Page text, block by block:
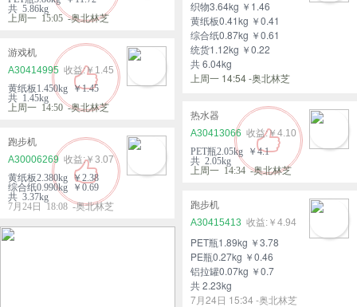
共 5.86kg
上周一 15:05 -奥北林芝
织物3.64kg ￥1.46
黄纸板0.41kg ￥0.41
综合纸0.87kg ￥0.61
统货1.12kg ￥0.22
共 6.04kg
上周一 14:54 -奥北林芝
游戏机
A30414995
￥1.45
黄纸板1.450kg ￥1.45
共 1.45kg
上周一 14:50 -奥北林芝
热水器
A30413066
￥4.10
PET瓶2.05kg ￥4.1
共 2.05kg
上周一 14:34 -奥北林芝
跑步机
A30006269
￥3.07
黄纸板2.380kg ￥2.38
综合纸0.990kg ￥0.69
共 3.37kg
7月24日 18:08 -奥北林芝
跑步机
A30415413
￥4.94
PET瓶1.89kg ￥3.78
PE瓶0.27kg ￥0.46
铝拉罐0.07kg ￥0.7
共 2.23kg
7月24日 15:34 -奥北林芝